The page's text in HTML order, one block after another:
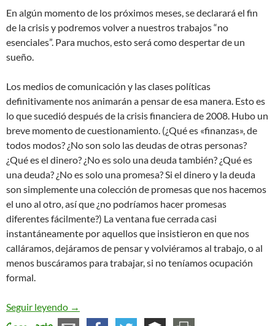
En algún momento de los próximos meses, se declarará el fin
de la crisis y podremos volver a nuestros trabajos “no
esenciales”. Para muchos, esto será como despertar de un
sueño.
Los medios de comunicación y las clases políticas
definitivamente nos animarán a pensar de esa manera. Esto es
lo que sucedió después de la crisis financiera de 2008. Hubo un
breve momento de cuestionamiento. (¿Qué es «finanzas», de
todos modos? ¿No son solo las deudas de otras personas?
¿Qué es el dinero? ¿No es solo una deuda también? ¿Qué es
una deuda? ¿No es solo una promesa? Si el dinero y la deuda
son simplemente una colección de promesas que nos hacemos
el uno al otro, así que ¿no podríamos hacer promesas
diferentes fácilmente?) La ventana fue cerrada casi
instantáneamente por aquellos que insistieron en que nos
calláramos, dejáramos de pensar y volviéramos al trabajo, o al
menos buscáramos para trabajar, si no teníamos ocupación
formal.
Seguir leyendo David Graeber: no podemos volver a dormir
→